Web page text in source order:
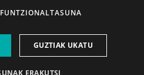
2026ko mar. 1a
FUNTZIONALTASUNA
GUZTIAK UKATU
ERAKUTSI